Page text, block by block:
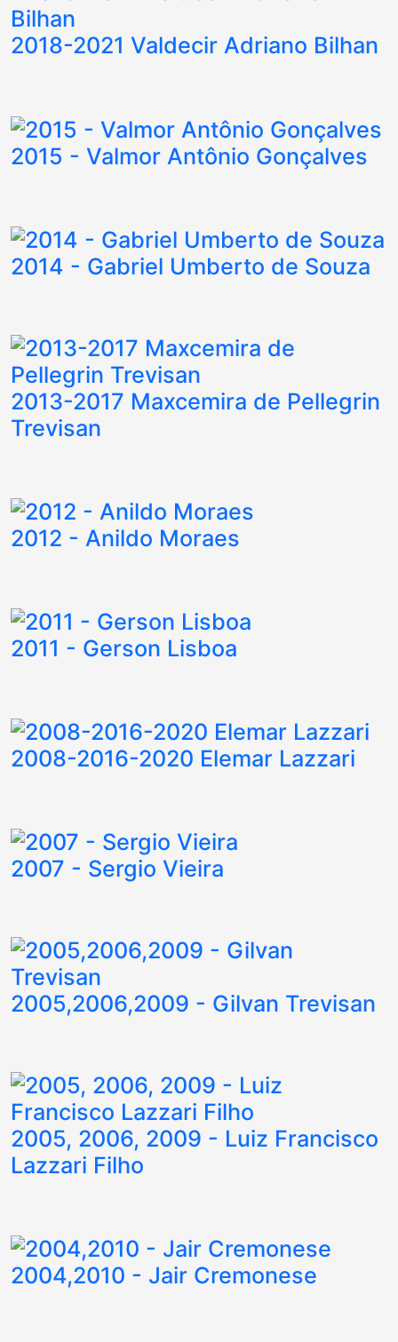
2018-2021 Valdecir Adriano Bilhan
2015 - Valmor Antônio Gonçalves
2014 - Gabriel Umberto de Souza
2013-2017 Maxcemira de Pellegrin
Trevisan
2012 - Anildo Moraes
2011 - Gerson Lisboa
2008-2016-2020 Elemar Lazzari
2007 - Sergio Vieira
2005,2006,2009 - Gilvan Trevisan
2005, 2006, 2009 - Luiz Francisco
Lazzari Filho
2004,2010 - Jair Cremonese